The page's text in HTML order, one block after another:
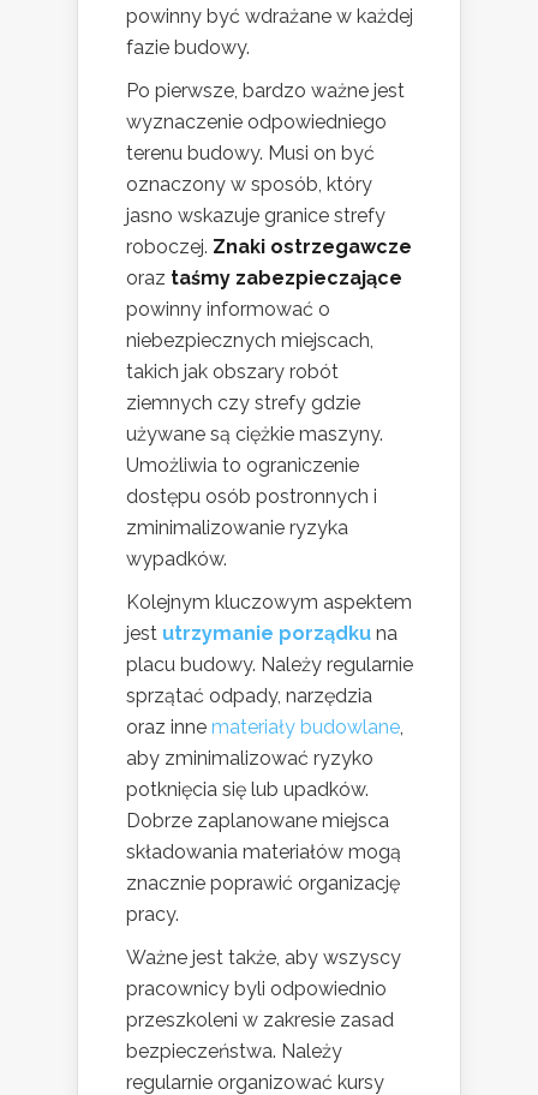
powinny być wdrażane w każdej
fazie budowy.
Po pierwsze, bardzo ważne jest
wyznaczenie odpowiedniego
terenu budowy. Musi on być
oznaczony w sposób, który
jasno wskazuje granice strefy
roboczej. Znaki ostrzegawcze
oraz taśmy zabezpieczające
powinny informować o
niebezpiecznych miejscach,
takich jak obszary robót
ziemnych czy strefy gdzie
używane są ciężkie maszyny.
Umożliwia to ograniczenie
dostępu osób postronnych i
zminimalizowanie ryzyka
wypadków.
Kolejnym kluczowym aspektem
jest utrzymanie porządku na
placu budowy. Należy regularnie
sprzątać odpady, narzędzia
oraz inne materiały budowlane
aby zminimalizować ryzyko
potknięcia się lub upadków.
Dobrze zaplanowane miejsca
składowania materiałów mogą
znacznie poprawić organizację
pracy.
Ważne jest także, aby wszyscy
pracownicy byli odpowiednio
przeszkoleni w zakresie zasad
bezpieczeństwa. Należy
regularnie organizować kursy